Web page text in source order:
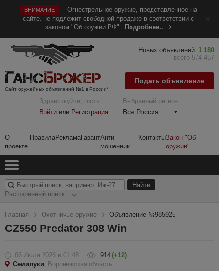
ВНИМАНИЕ
Огнестрельное оружие, представленное на
сайте, не подлежит свободной продаже в соответствии с
законом "Об оружии РФ".
Подробнее..
Сайт оружейных объявлений №1 в России*
Здравствуйте, гость
Войти или Регистрация
Выбранный регион
Вся Россия
О
проекте
ПравилаРекламаГарантАнти-
мошенник
КонтактыЗакон "Об
оружии"
Новых объявлений: 1 180
всего 574 457
Подать объявление
Расширенный поиск
Главная Охотничье оружие Объявление №985925
CZ550 Predator 308 Win
06 Июля 2026 в 01:48 914 (+12)
Семилуки, Воронежская область